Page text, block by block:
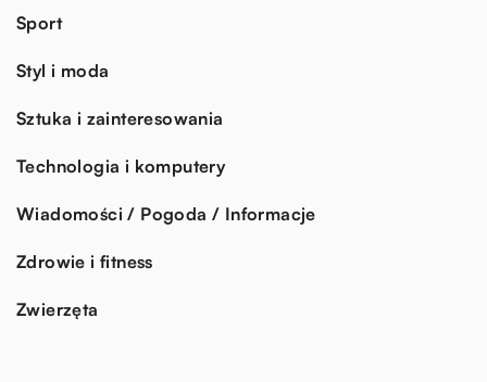
Sport
Styl i moda
Sztuka i zainteresowania
Technologia i komputery
Wiadomości / Pogoda / Informacje
Zdrowie i fitness
Zwierzęta